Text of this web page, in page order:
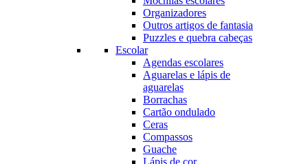
Organizadores
Outros artigos de fantasia
Puzzles e quebra cabeças
Escolar
Agendas escolares
Aguarelas e lápis de
aguarelas
Borrachas
Cartão ondulado
Ceras
Compassos
Guache
Lápis de cor